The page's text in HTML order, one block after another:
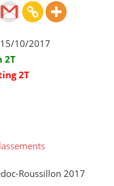
10/2017
2T
2T
Roussillon 2017